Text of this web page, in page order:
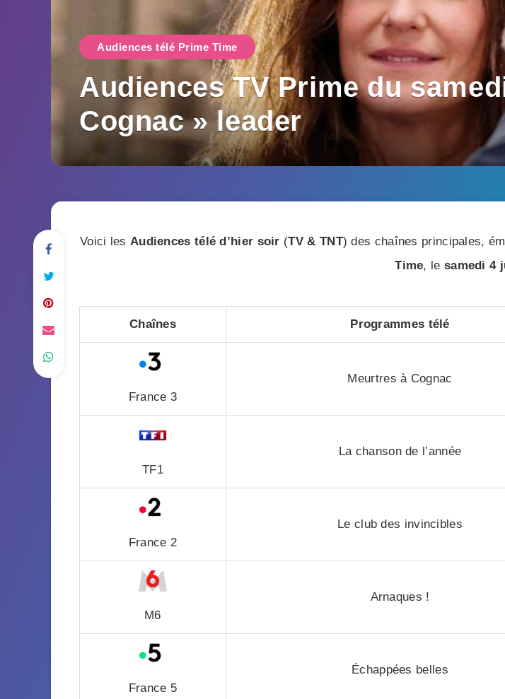
Audiences télé Prime Time
Audiences TV Prime du
Cognac » leader
Voici les Audiences télé d’hier soir (TV & TNT) des chaînes principales,
Time, le samedi 4
Chaînes Programmes télé
France 3
Meurtres à Cognac
TF1
La chanson de l’année
France 2
Le club des invincibles
M6
Arnaques !
France 5
Échappées belles